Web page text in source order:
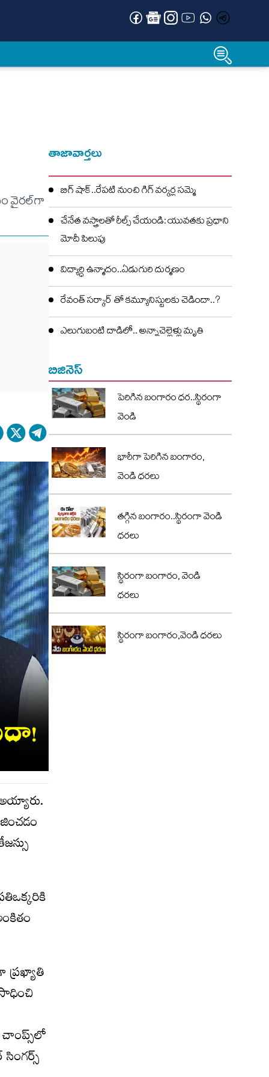
వైరల్‌గా
ప్రఖ్యాతి
చాంప్స్‌లో
తాజావార్తలు
బిగ్ షాక్..రేపటి నుంచి గిగ్ వర్కర్ల సమ్మె
చేనేత వస్త్రాలతో రీల్స్ చేయండి: యువతకు ప్రధాని
మోదీ పిలుపు
విద్యార్ధి ఉన్మాదం..ఏడుగురి దుర్మణం
రేవంత్ సర్కార్ తో కమ్యూనిస్టులకు చెడిందా..?
ఎలుగుబంటి దాడిలో.. అన్నాచెల్లెళ్లు మృతి
బిజినెస్
పెరిగిన బంగారం ధర..స్థిరంగా
వెండి
భారీగా పెరిగిన బంగారం,
వెండి ధరలు
తగ్గిన బంగారం..స్థిరంగా వెండి
ధరలు
స్థిరంగా బంగారం, వెండి
ధరలు
స్థిరంగా బంగారం,వెండి ధరలు